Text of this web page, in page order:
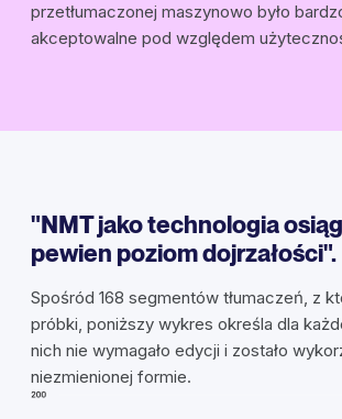
przetłumaczonej maszynowo było
akceptowalne pod względem
"NMT jako technologia
pewien poziom dojrzałości".
Spośród 168 segmentów tłumaczeń, z
próbki, poniższy wykres określa dla
nich nie wymagało edycji i zostało
niezmienionej formie.